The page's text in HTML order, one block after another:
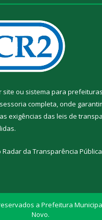
site ou sistema para prefeituras
completa, onde
exigências das leis de
Radar da Transparência Pública
a Prefeitura
Novo.